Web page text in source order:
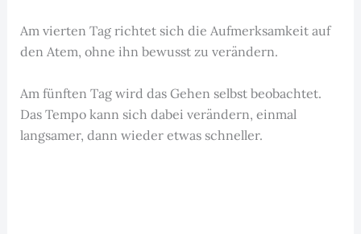
Am vierten Tag richtet sich die Aufmerksamkeit auf
den Atem, ohne ihn bewusst zu verändern.
Am fünften Tag wird das Gehen selbst beobachtet.
Das Tempo kann sich dabei verändern, einmal
langsamer, dann wieder etwas schneller.